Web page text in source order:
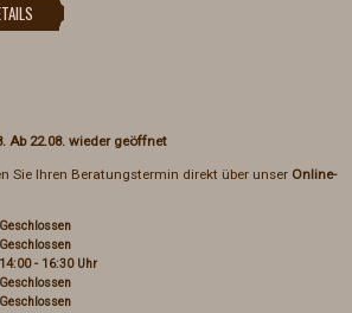
Ab 22.08. wieder geöffnet
Sie Ihren Beratungstermin direkt über unser Online-
Geschlossen
Geschlossen
14:00 - 16:30 Uhr
Geschlossen
Geschlossen